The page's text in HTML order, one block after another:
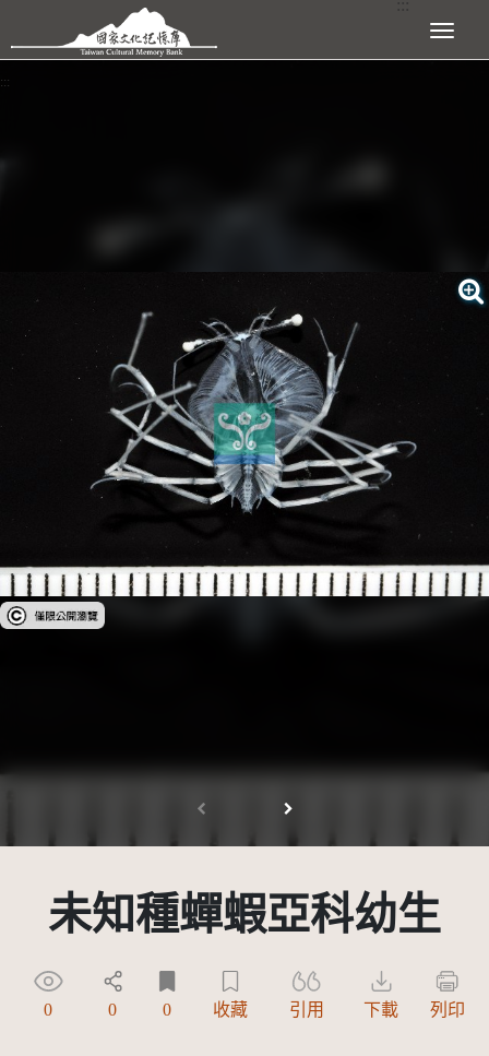
跳到主要內容區塊 展開選單
:::
受著作權法保護-僅限於本平台有限度公開瀏覽
未知種蟬蝦亞科幼生
0 0 0 收藏 引用 下載 列印